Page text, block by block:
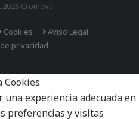
Cromova.
Cookies
Aviso Legal
privacidad
Cookies
experiencia adecuada en
preferencias y visitas